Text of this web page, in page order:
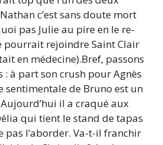
c’est sans doute mort
pas Julie au pire en le re-
pourrait rejoindre Saint Clair
en médecine).Bref, passons
: à part son crush pour Agnès
sentimentale de Bruno est un
il a craqué aux
qui tient le stand de tapas
pas l’aborder. Va-t-il franchir